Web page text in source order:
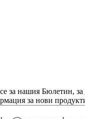
за нашия Бюлетин, за
за нови